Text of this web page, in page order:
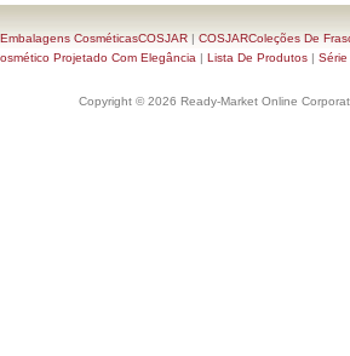
CosméticasCOSJAR| COSJARColeções De
Projetado Com Elegância | Lista De Produtos | Série
Copyright © 2026 Ready-Market Online